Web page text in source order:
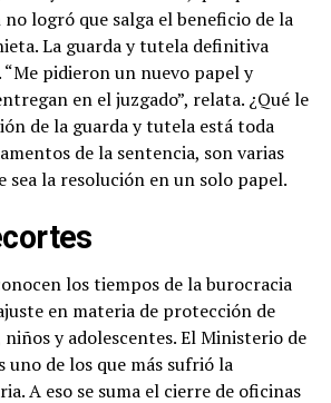
logró que salga el beneficio de la
La guarda y tutela definitiva
pidieron un nuevo papel y
en el juzgado”, relata. ¿Qué le
de la guarda y tutela está toda
de la sentencia, son varias
sea la resolución en un solo papel.
los tiempos de la burocracia
en materia de protección de
niños y adolescentes. El Ministerio de
uno de los que más sufrió la
A eso se suma el cierre de oficinas